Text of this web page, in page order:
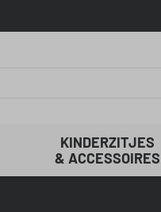
KINDERZITJES
& ACCESSOIRES